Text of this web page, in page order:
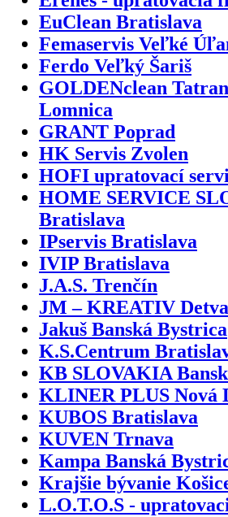
EuClean Bratislava
Femaservis Veľké
Ferdo Veľký Šariš
GOLDENclean
Lomnica
GRANT Poprad
HK Servis Zvolen
HOFI upratovací
HOME SERVICE
Bratislava
IPservis Bratislava
IVIP Bratislava
J.A.S. Trenčín
JM – KREATIV Detva
Jakuš Banská Bystrica
K.S.Centrum
KB SLOVAKIA
KLINER PLUS Nová
KUBOS Bratislava
KUVEN Trnava
Kampa Banská
Krajšie bývanie
L.O.T.O.S -